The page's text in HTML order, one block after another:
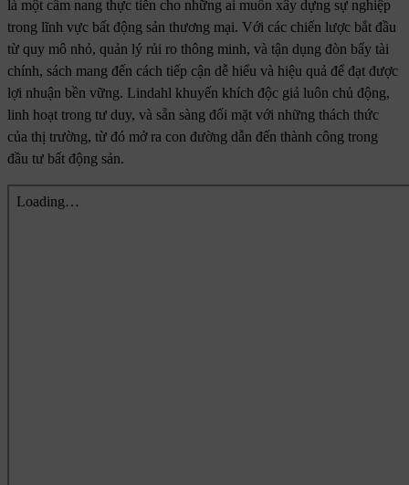
là một cẩm nang thực tiễn cho những ai muốn xây dựng sự nghiệp
trong lĩnh vực bất động sản thương mại. Với các chiến lược bắt đầu
từ quy mô nhỏ, quản lý rủi ro thông minh, và tận dụng đòn bẩy tài
chính, sách mang đến cách tiếp cận dễ hiểu và hiệu quả để đạt được
lợi nhuận bền vững. Lindahl khuyến khích độc giả luôn chủ động,
linh hoạt trong tư duy, và sẵn sàng đối mặt với những thách thức
của thị trường, từ đó mở ra con đường dẫn đến thành công trong
đầu tư bất động sản.